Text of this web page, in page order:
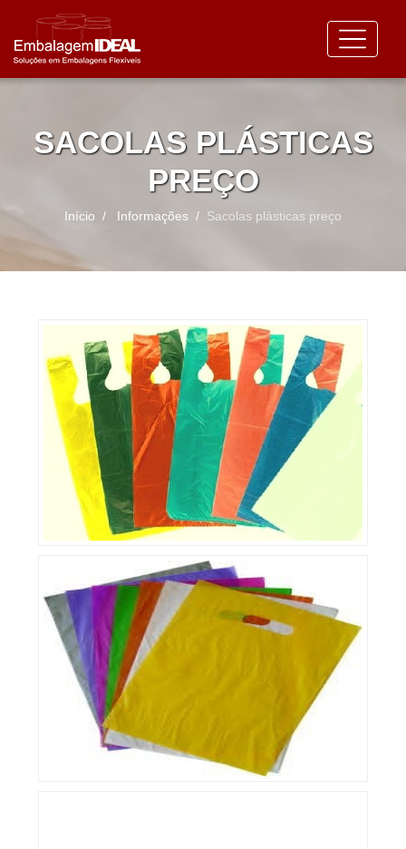
SACOLAS PLÁSTICAS
PREÇO
Início Informações Sacolas plásticas preço